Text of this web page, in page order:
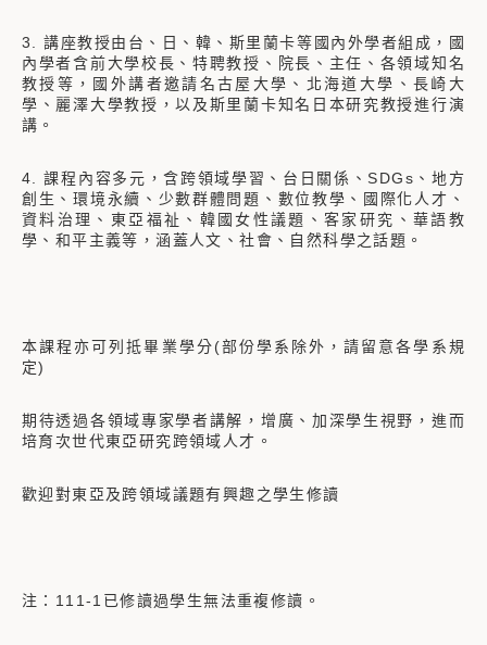
3. 講座教授由台、日、韓、斯里蘭卡等國內外學者組成，國
內學者含前大學校長、特聘教授、院長、主任、各領域知名
教授等，國外講者邀請名古屋大學、北海道大學、長崎大
學、麗澤大學教授，以及斯里蘭卡知名日本研究教授進行演
講。
4. 課程內容多元，含跨領域學習、台日關係、SDGs、地方
創生、環境永續、少數群體問題、數位教學、國際化人才、
資料治理、東亞福祉、韓國女性議題、客家研究、華語教
學、和平主義等，涵蓋人文、社會、自然科學之話題。
本課程亦可列抵畢業學分(部份學系除外，請留意各學系規
定)
期待透過各領域專家學者講解，增廣、加深學生視野，進而
培育次世代東亞研究跨領域人才。
歡迎對東亞及跨領域議題有興趣之學生修讀
注：111-1已修讀過學生無法重複修讀。